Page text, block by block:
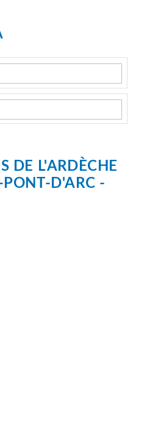
DE L'ARDÈCHE
D'ARC